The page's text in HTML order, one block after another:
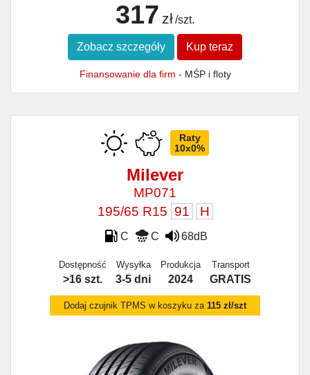
317 zł /szt.
Zobacz szczegóły Kup teraz
Finansowanie dla firm - MŚP i floty
Raty
10x0%
Milever
MP071
195/65 R15 91 H
C C 68dB
Dostępność
>16 szt.
Wysyłka
3-5 dni
Produkcja
2024
Transport
GRATIS
Dodaj czujnik TPMS w koszyku za 115 zł/szt